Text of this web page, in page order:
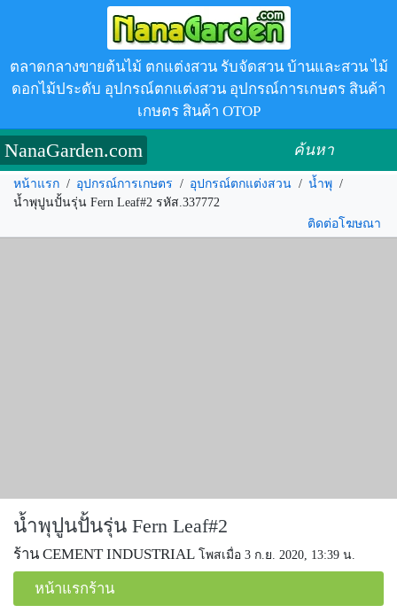
ตลาดกลางขายต้นไม้ ตกแต่งสวน รับจัดสวน บ้านและสวน ไม้
ดอกไม้ประดับ อุปกรณ์ตกแต่งสวน อุปกรณ์การเกษตร สินค้า
เกษตร สินค้า OTOP
NanaGarden.com ค้นหา
หน้าแรก / อุปกรณ์การเกษตร / อุปกรณ์ตกแต่งสวน / น้ำพุ /
น้ำพุปูนปั้นรุ่น Fern Leaf#2 รหัส.337772
ติดต่อโฆษณา
น้ำพุปูนปั้นรุ่น Fern Leaf#2
ร้าน CEMENT INDUSTRIAL โพสเมื่อ 3 ก.ย. 2020, 13:39 น.
หน้าแรกร้าน